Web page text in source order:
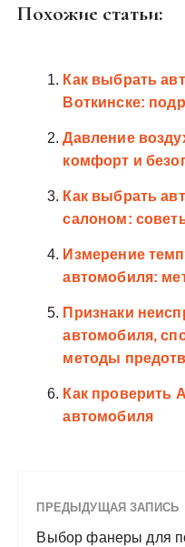
Похожие статьи:
Как выбрать
Воткинске:
Давление
комфорт и
Как выбрать
салоном:
Измерение
автомобиля:
Признаки
автомобиля,
методы
Как проверить
автомобиля
ПРЕДЫДУЩАЯ ЗАПИСЬ
Выбор фанеры для